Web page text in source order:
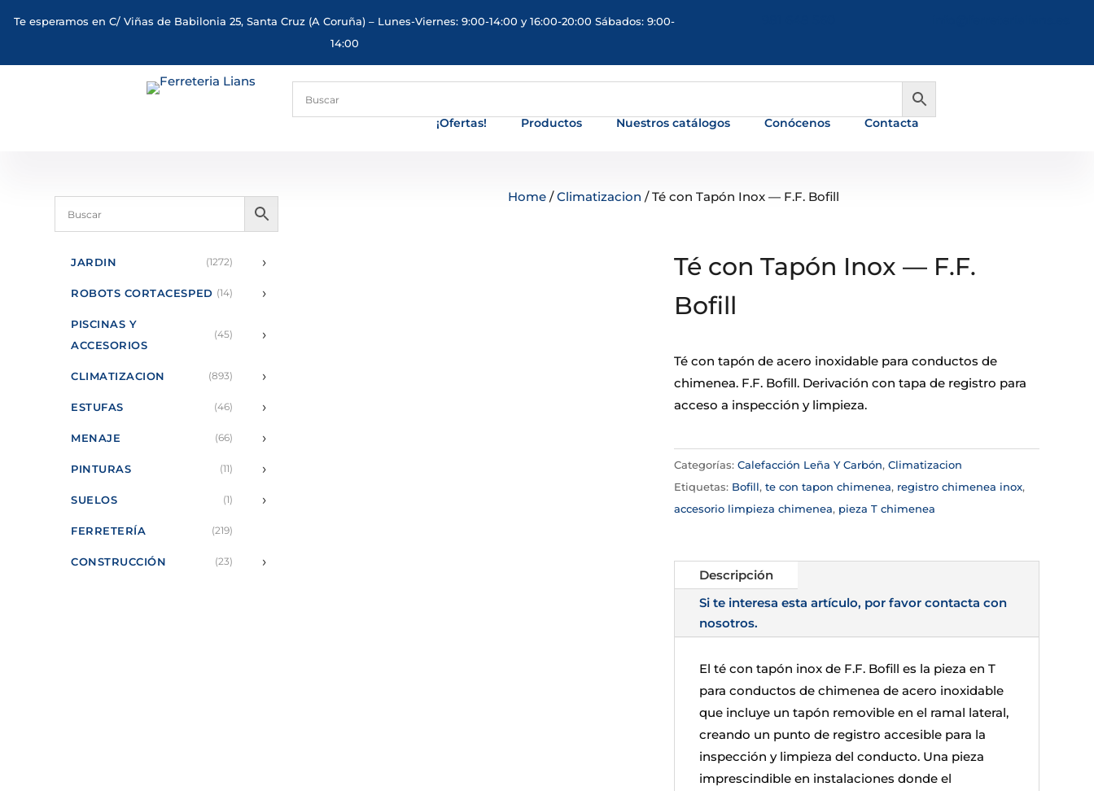
Te esperamos en C/ Viñas de Babilonia 25, Santa Cruz (A Coruña) – Lunes-Viernes: 9:00-14:00 y 16:00-20:00 Sábados: 9:00-
14:00
¡Ofertas! Productos Nuestros catálogos Conócenos Contacta
JARDIN (1272) ›
ROBOTS CORTACESPED (14) ›
PISCINAS Y
ACCESORIOS
(45) ›
CLIMATIZACION (893) ›
ESTUFAS (46) ›
MENAJE (66) ›
PINTURAS (11) ›
SUELOS (1) ›
FERRETERÍA (219)
CONSTRUCCIÓN (23) ›
Home /Climatizacion / Té con Tapón Inox — F.F. Bofill
Té con Tapón Inox — F.F.
Bofill
Té con tapón de acero inoxidable para conductos de
chimenea. F.F. Bofill. Derivación con tapa de registro para
acceso a inspección y limpieza.
Categorías: Calefacción Leña Y Carbón, Climatizacion
Etiquetas: Bofill, te con tapon chimenea, registro chimenea inox,
accesorio limpieza chimenea, pieza T chimenea
Descripción
Si te interesa esta artículo, por favor contacta con
nosotros.
El té con tapón inox de F.F. Bofill es la pieza en T
para conductos de chimenea de acero inoxidable
que incluye un tapón removible en el ramal lateral,
creando un punto de registro accesible para la
inspección y limpieza del conducto. Una pieza
imprescindible en instalaciones donde el